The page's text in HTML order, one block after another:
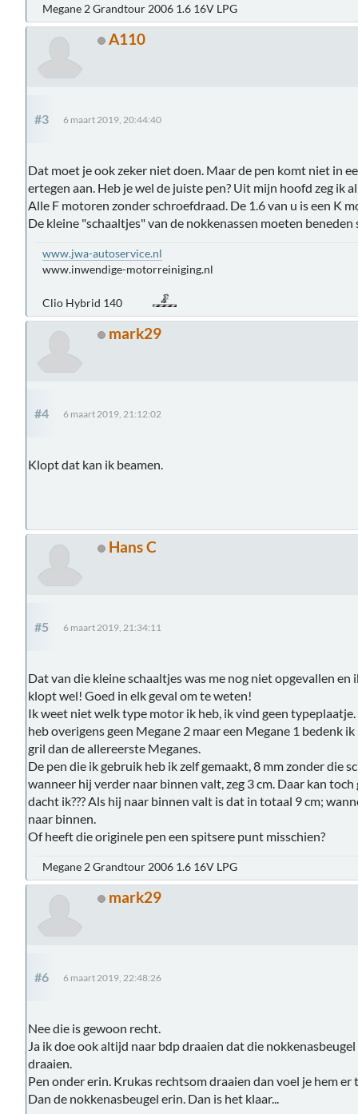
Megane 2 Grandtour 2006 1.6 16V LPG
A110
#3 6 maart 2019, 20:44:40
Dat moet je ook zeker niet doen. Maar de pen komt niet in
ertegen aan. Heb je wel de juiste pen? Uit mijn hoofd zeg ik
Alle F motoren zonder schroefdraad. De 1.6 van u is een K
De kleine "schaaltjes" van de nokkenassen moeten beneden
www.jwa-autoservice.nl
www.inwendige-motorreiniging.nl
Clio Hybrid 140
mark29
#4 6 maart 2019, 21:12:02
Klopt dat kan ik beamen.
Hans C
#5 6 maart 2019, 21:34:11
Dat van die kleine schaaltjes was me nog niet opgevallen en
klopt wel! Goed in elk geval om te weten!
Ik weet niet welk type motor ik heb, ik vind geen
heb overigens geen Megane 2 maar een Megane 1 bedenk
gril dan de allereerste Meganes.
De pen die ik gebruik heb ik zelf gemaakt, 8 mm zonder die
wanneer hij verder naar binnen valt, zeg 3 cm. Daar kan
dacht ik??? Als hij naar binnen valt is dat in totaal 9 cm;
naar binnen.
Of heeft die originele pen een spitsere punt misschien?
Megane 2 Grandtour 2006 1.6 16V LPG
mark29
#6 6 maart 2019, 22:48:26
Nee die is gewoon recht.
Ja ik doe ook altijd naar bdp draaien dat die
draaien.
Pen onder erin. Krukas rechtsom draaien dan voel je hem er
Dan de nokkenasbeugel erin. Dan is het klaar...